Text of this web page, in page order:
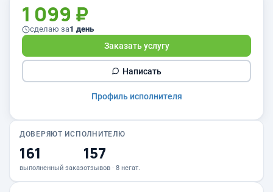
1 099 ₽
сделаю за1 день
Заказать услугу
Написать
Профиль исполнителя
ДОВЕРЯЮТ ИСПОЛНИТЕЛЮ
161
выполненный заказ
157
отзывов · 8 негат.